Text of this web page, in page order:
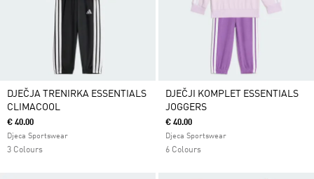
DJEČJA TRENIRKA ESSENTIALS
CLIMACOOL
€ 40.00
Djeca Sportswear
3 Colours
DJEČJI KOMPLET ESSENTIALS
JOGGERS
€ 40.00
Djeca Sportswear
6 Colours